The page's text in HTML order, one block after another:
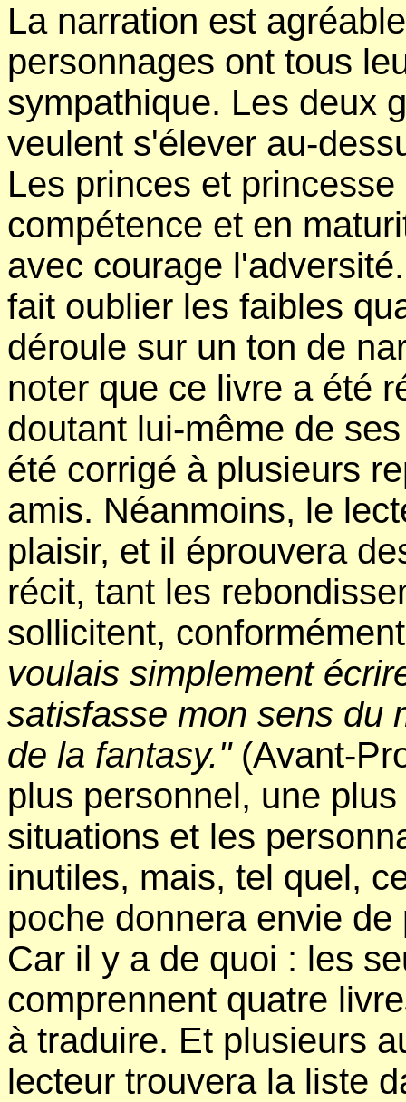
La narration est
personnages ont tous
sympathique. Les deux
veulent s'élever au-
Les princes et
compétence et en
avec courage
fait oublier les faibles
déroule sur un ton de
noter que ce livre a été
doutant lui-même de
été corrigé à plusieurs
amis. Néanmoins, le
plaisir, et il éprouvera
récit, tant les
sollicitent,
voulais simplement
satisfasse mon sens du
de la fantasy."(Avant-
plus personnel, une
situations et les
inutiles, mais, tel quel,
poche donnera envie
Car il y a de quoi : les
comprennent quatre
à traduire. Et plusieurs
lecteur trouvera la liste